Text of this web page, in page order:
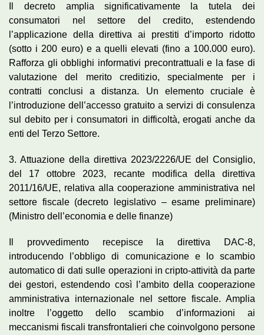
Il decreto amplia significativamente la tutela dei
consumatori nel settore del credito, estendendo
l’applicazione della direttiva ai prestiti d’importo ridotto
(sotto i 200 euro) e a quelli elevati (fino a 100.000 euro).
Rafforza gli obblighi informativi precontrattuali e la fase di
valutazione del merito creditizio, specialmente per i
contratti conclusi a distanza. Un elemento cruciale è
l’introduzione dell’accesso gratuito a servizi di consulenza
sul debito per i consumatori in difficoltà, erogati anche da
enti del Terzo Settore.
3. Attuazione della direttiva 2023/2226/UE del Consiglio,
del 17 ottobre 2023, recante modifica della direttiva
2011/16/UE, relativa alla cooperazione amministrativa nel
settore fiscale (decreto legislativo – esame preliminare)
(Ministro dell’economia e delle finanze)
Il provvedimento recepisce la direttiva DAC-8,
introducendo l’obbligo di comunicazione e lo scambio
automatico di dati sulle operazioni in cripto-attività da parte
dei gestori, estendendo così l’ambito della cooperazione
amministrativa internazionale nel settore fiscale. Amplia
inoltre l’oggetto dello scambio d’informazioni ai
meccanismi fiscali transfrontalieri che coinvolgono persone